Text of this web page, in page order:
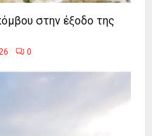
στην έξοδο της
0